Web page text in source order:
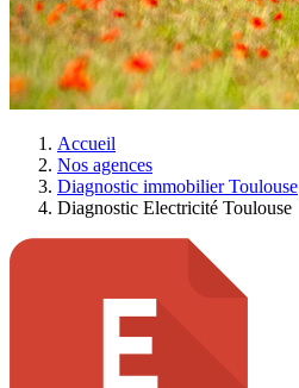
Accueil
Nos agences
Diagnostic immobilier Toulouse
Diagnostic Electricité Toulouse